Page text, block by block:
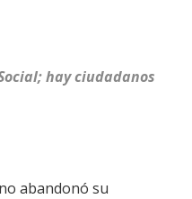
hay ciudadanos
abandonó su